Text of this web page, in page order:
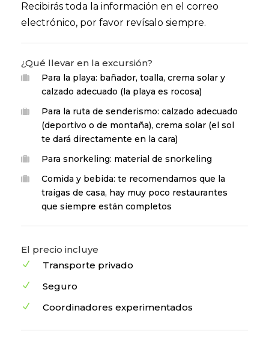
Recibirás toda la información en el correo
electrónico, por favor revísalo siempre.
¿Qué llevar en la excursión?
Para la playa: bañador, toalla, crema solar y
calzado adecuado (la playa es rocosa)
Para la ruta de senderismo: calzado adecuado
(deportivo o de montaña), crema solar (el sol
te dará directamente en la cara)
Para snorkeling: material de snorkeling
Comida y bebida: te recomendamos que la
traigas de casa, hay muy poco restaurantes
que siempre están completos
El precio incluye
Transporte privado
Seguro
Coordinadores experimentados